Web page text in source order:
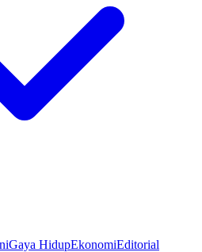
Gaya HidupEkonomiEditorial